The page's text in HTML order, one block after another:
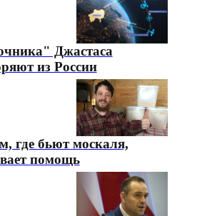
Джастаса
из России
где бьют москаля,
помощь